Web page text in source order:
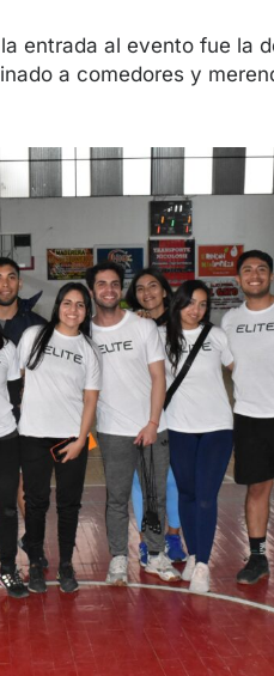
entrada al evento fue la
a comedores y